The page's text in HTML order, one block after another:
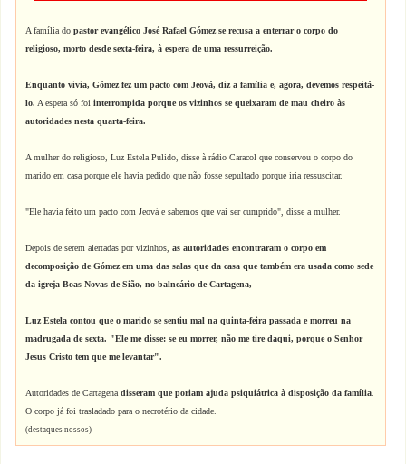
A família dopastor evangélico José Rafael Gómez se recusa a enterrar o corpo do
religioso, morto desde sexta-feira, à espera de uma ressurreição.
Enquanto vivia, Gómez fez um pacto com Jeová, diz a família e, agora, devemos respeitá-
lo. A espera só foiinterrompida porque os vizinhos se queixaram de mau cheiro às
autoridades nesta quarta-feira.
A mulher do religioso, Luz Estela Pulido, disse à rádio Caracol que conservou o corpo do
marido em casa porque ele havia pedido que não fosse sepultado porque iria ressuscitar.
"Ele havia feito um pacto com Jeová e sabemos que vai ser cumprido", disse a mulher.
Depois de serem alertadas por vizinhos,as autoridades encontraram o corpo em
decomposição de Gómez em uma das salas que da casa que também era usada como sede
da igreja Boas Novas de Sião, no balneário de Cartagena,
Luz Estela contou que o marido se sentiu mal na quinta-feira passada e morreu na
madrugada de sexta. "Ele me disse: se eu morrer, não me tire daqui, porque o Senhor
Jesus Cristo tem que me levantar".
Autoridades de Cartagenadisseram que poriam ajuda psiquiátrica à disposição da família
O corpo já foi trasladado para o necrotério da cidade.
(destaques nossos)